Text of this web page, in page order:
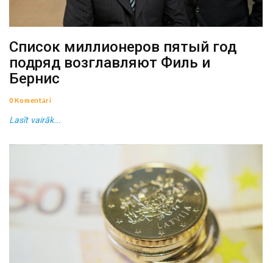
Список миллионеров пятый год
подряд возглавляют Филь и
Бернис
0 Komentāri
Lasīt vairāk...